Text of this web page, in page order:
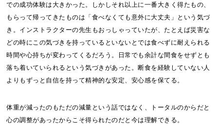
での成功体験は大きかった。しかしそれ以上に一番大きく得たもの、
もらって帰ってきたものは「食べなくても意外に大丈夫」という気づ
き。インストラクターの先生もおっしゃっていたが、たとえば災害な
どの時にこの気づきを持っているといないとでは食べずに耐えられる
時間や心持ちが変わってくるだろう。日常でも余計な間食をせずとも
落ち着いていられるという気づきがあった。断食を経験していない人
よりもずっと自信を持って精神的な安定、安心感を保てる。
体重が減ったのもただの減量という話ではなく、トータルのからだと
心の調整があったからこそ得られたのだと今は理解できる。